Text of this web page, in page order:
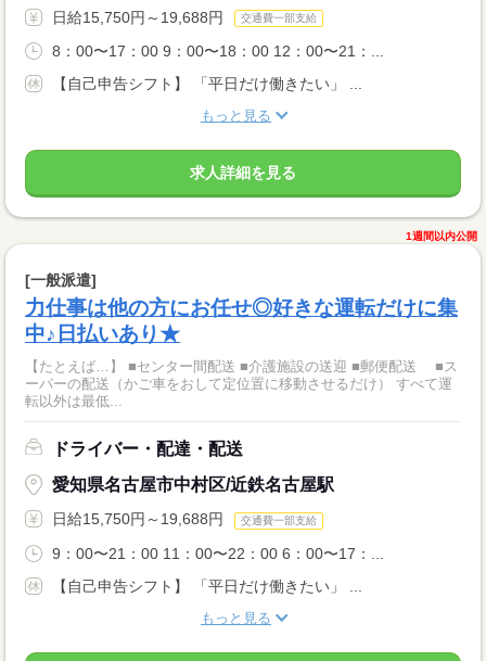
日給15,750円～19,688円 交通費一部支給
8：00〜17：00 9：00〜18：00 12：00〜21：...
【自己申告シフト】 「平日だけ働きたい」 ...
もっと見る
求人詳細を見る
1週間以内公開
[一般派遣]
力仕事は他の方にお任せ◎好きな運転だけに集
中♪日払いあり★
【たとえば…】 ■センター間配送 ■介護施設の送迎 ■郵便配送 ■ス
ーパーの配送（かご車をおして定位置に移動させるだけ） すべて運
転以外は最低...
ドライバー・配達・配送
愛知県名古屋市中村区/近鉄名古屋駅
日給15,750円～19,688円 交通費一部支給
9：00〜21：00 11：00〜22：00 6：00〜17：...
【自己申告シフト】 「平日だけ働きたい」 ...
もっと見る